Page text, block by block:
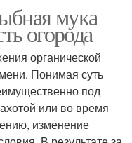
мука
огорода
органической
Понимая суть
под
или во время
изменение